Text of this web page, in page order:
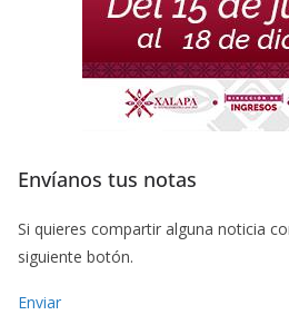
Envíanos tus notas
Si quieres compartir alguna noticia
siguiente botón.
Enviar